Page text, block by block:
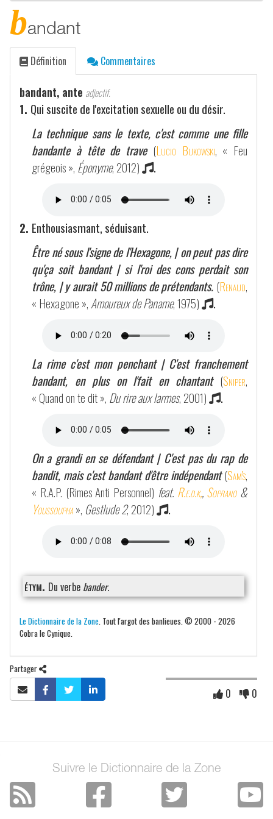
bandant
Définition Commentaires
bandant, ante adjectif.
1. Qui suscite de l'excitation sexuelle ou du désir.
La technique sans le texte, c'est comme une fille
bandante à tête de trave (Lucio Bukowski, « Feu
grégeois », Éponyme, 2012) .
2. Enthousiasmant, séduisant.
Être né sous l'signe de l'Hexagone, | on peut pas dire
qu'ça soit bandant | si l'roi des cons perdait son
trône, | y aurait 50 millions de prétendants. (Renaud,
« Hexagone », Amoureux de Paname, 1975) .
La rime c'est mon penchant | C'est franchement
bandant, en plus on l'fait en chantant (Sniper,
« Quand on te dit », Du rire aux larmes, 2001) .
On a grandi en se défendant | C'est pas du rap de
bandit, mais c'est bandant d'être indépendant (Sam's,
« R.A.P. (Rimes Anti Personnel) feat. R.e.d.k,, Soprano&
Youssoupha», Gestlude 2, 2012) .
étym. Du verbe bander.
Le Dictionnaire de la Zone . Tout l'argot des banlieues. © 2000 - 2026
Cobra le Cynique.
Partager
0 0
Suivre le Dictionnaire de la Zone